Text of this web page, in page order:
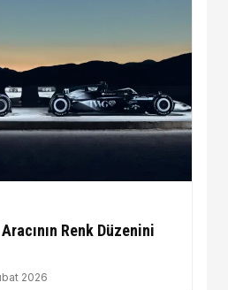
Renk Düzenini
2026